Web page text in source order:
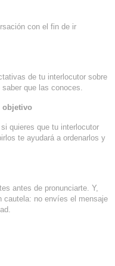
con el fin de ir
de tu interlocutor sobre
que las conoces.
objetivo
quieres que tu interlocutor
te ayudará a ordenarlos y
antes de pronunciarte. Y,
cautela: no envíes el mensaje